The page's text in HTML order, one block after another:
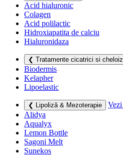
Acid hialuronic
Colagen
Acid polilactic
Hidroxiapatita de calciu
Hialuronidaza
❮ Tratamente cicatrici si
Biodermis
Kelapher
Lipoelastic
❮ Lipoliză & Mezoterapie
Alidya
Aqualyx
Lemon Bottle
Sagoni Melt
Sunekos